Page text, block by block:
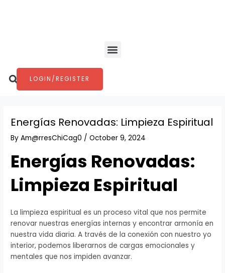
Menu
Search
LOGIN/REGISTER
Energías Renovadas: Limpieza Espiritual
ByAm@rresChiCag0 /October 9, 2024
Energías Renovadas:
Limpieza Espiritual
La limpieza espiritual es un proceso vital que nos permite
renovar nuestras energías internas y encontrar armonía en
nuestra vida diaria. A través de la conexión con nuestro yo
interior, podemos liberarnos de cargas emocionales y
mentales que nos impiden avanzar.